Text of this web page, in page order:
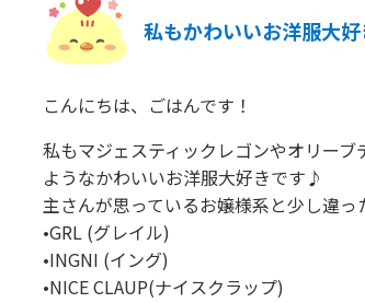
私もかわいいお洋服大
こんにちは、ごはんです！
私もマジェスティックレゴンやオリー
ようなかわいいお洋服大好きです♪
主さんが思っているお嬢様系と少し違っ
•GRL (グレイル)
•INGNI (イング)
•NICE CLAUP(ナイスクラップ)